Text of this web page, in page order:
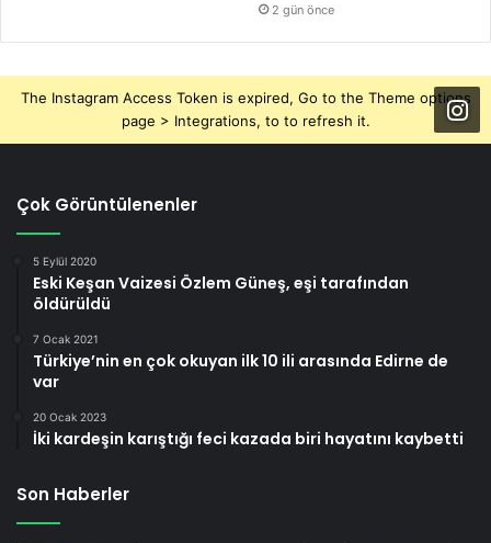
2 gün önce
The Instagram Access Token is expired, Go to the Theme options
page > Integrations, to to refresh it.
Çok Görüntülenenler
5 Eylül 2020
Eski Keşan Vaizesi Özlem Güneş, eşi tarafından
öldürüldü
7 Ocak 2021
Türkiye’nin en çok okuyan ilk 10 ili arasında Edirne de
var
20 Ocak 2023
İki kardeşin karıştığı feci kazada biri hayatını kaybetti
Son Haberler